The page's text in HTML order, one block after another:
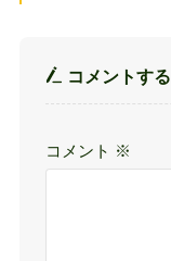
コメントする
コメント ※